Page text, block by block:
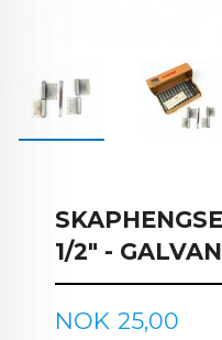
1/2" -
Pris
NOK 25,00